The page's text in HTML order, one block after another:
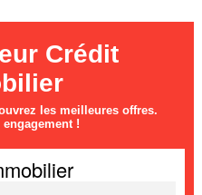
Crédit
les meilleures offres.
!